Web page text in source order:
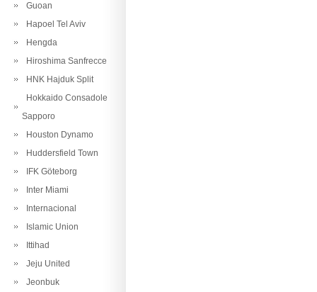
Guoan
Hapoel Tel Aviv
Hengda
Hiroshima Sanfrecce
HNK Hajduk Split
Hokkaido Consadole
Sapporo
Houston Dynamo
Huddersfield Town
IFK Göteborg
Inter Miami
Internacional
Islamic Union
Ittihad
Jeju United
Jeonbuk